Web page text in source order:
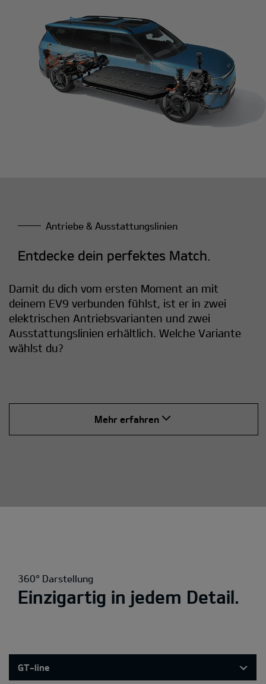
Antriebe & Ausstattungslinien
Entdecke dein perfektes Match.
Damit du dich vom ersten Moment an mit
deinem EV9 verbunden fühlst, ist er in zwei
elektrischen Antriebsvarianten und zwei
Ausstattungslinien erhältlich. Welche Variante
wählst du?
Mehr erfahren
360° Darstellung
Einzigartig in jedem Detail.
GT-line